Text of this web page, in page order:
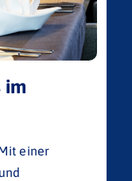
im
einer